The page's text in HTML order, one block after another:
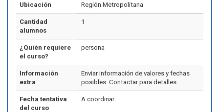
Ubicación Región Metropolitana
Cantidad
alumnos
1
¿Quién requiere
el curso?
persona
Información
extra
Enviar información de valores y fechas
posibles. Contactar para detalles.
Fecha tentativa
del curso
A coordinar